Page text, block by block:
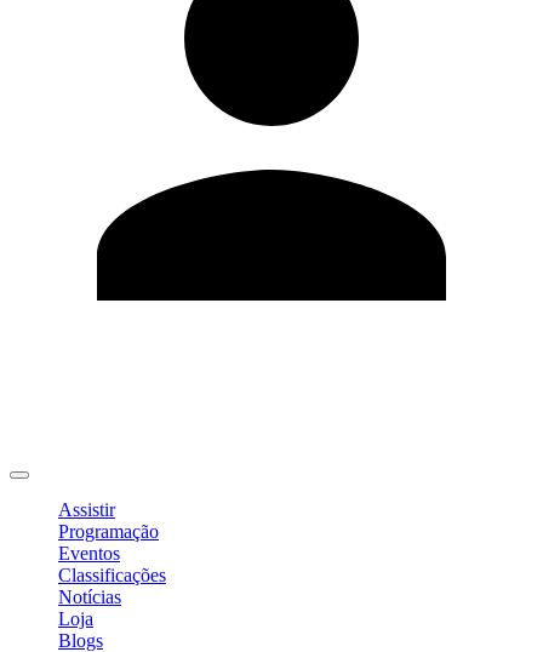
Assistir
Programação
Eventos
Classificações
Notícias
Loja
Blogs